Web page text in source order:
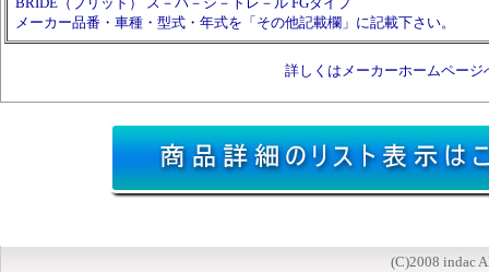
メーカー品番・車種・型式・年式を「その他記載欄」に記載下さい。
詳しくはメーカーホームページ
(C)2008 indac